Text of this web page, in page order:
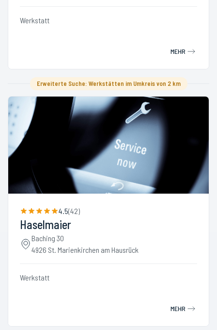
Werkstatt
MEHR
Erweiterte Suche: Werkstätten im Umkreis von 2 km
4.5(42)
Haselmaier
Baching 30
4926 St. Marienkirchen am Hausrück
Werkstatt
MEHR